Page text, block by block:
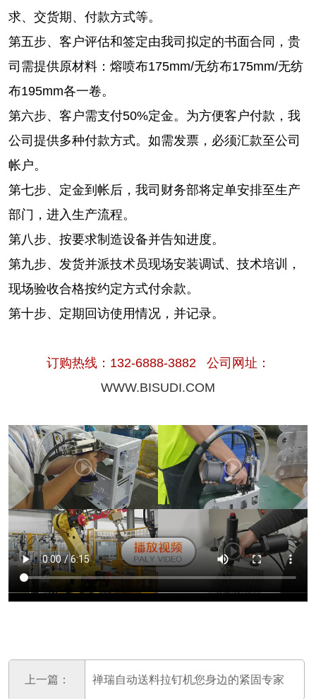
求、交货期、付款方式等。
第五步、客户评估和签定由我司拟定的书面合同，贵
司需提供原材料： 熔喷布175mm/无纺布175mm/无纺
布195mm各一卷。
第六步、客户需支付50%定金。为方便客户付款，我
公司提供多种付款方式。如需发票，必须汇款至公司
帐户。
第七步、定金到帐后，我司财务部将定单安排至生产
部门，进入生产流程。
第八步、按要求制造设备并告知进度。
第九步、发货并派技术员现场安装调试、技术培训，
现场验收合格按约定方式付余款。
第十步、定期回访使用情况，并记录。
订购热线：132-6888-3882 公司网址：
WWW.BISUDI.COM
上一篇： 禅瑞自动送料拉钉机您身边的紧固专家